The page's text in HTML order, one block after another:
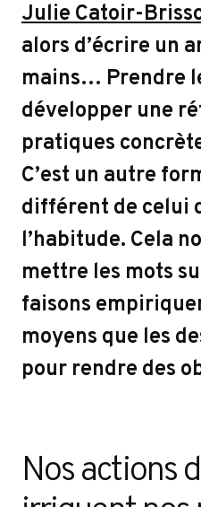
Julie Catoir-
alors d’écrire un
mains… Prendre
développer une
pratiques
C’est un autre
différent de celui
l’habitude. Cela
mettre les mots
faisons
moyens que les
pour rendre des
Nos actions